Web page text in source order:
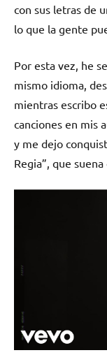
con sus letras de
lo que la gente
Por esta vez, he
mismo idioma,
mientras escribo
canciones en mis
y me dejo
Regia”, que